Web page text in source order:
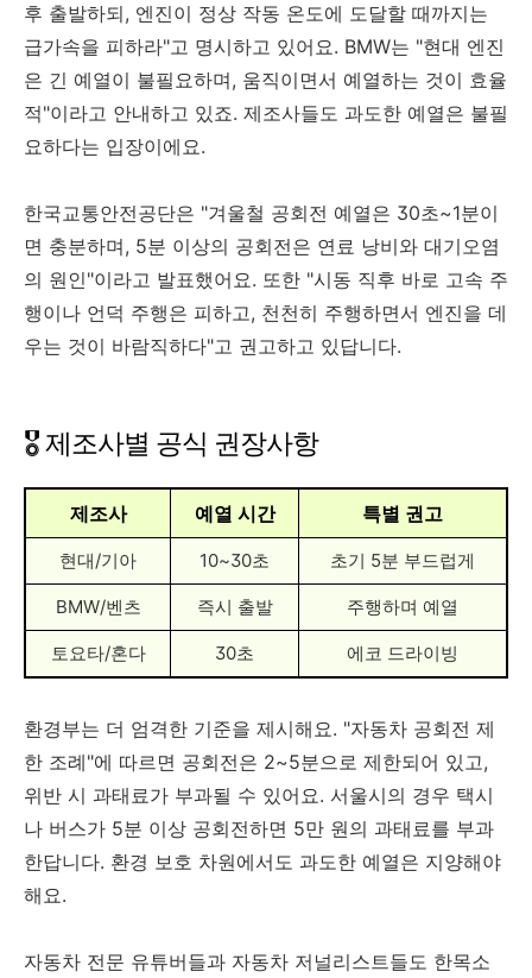
후 출발하되, 엔진이 정상 작동 온도에 도달할 때까지는
급가속을 피하라"고 명시하고 있어요. BMW는 "현대 엔진
은 긴 예열이 불필요하며, 움직이면서 예열하는 것이 효율
적"이라고 안내하고 있죠. 제조사들도 과도한 예열은 불필
요하다는 입장이에요.
한국교통안전공단은 "겨울철 공회전 예열은 30초~1분이
면 충분하며, 5분 이상의 공회전은 연료 낭비와 대기오염
의 원인"이라고 발표했어요. 또한 "시동 직후 바로 고속 주
행이나 언덕 주행은 피하고, 천천히 주행하면서 엔진을 데
우는 것이 바람직하다"고 권고하고 있답니다.
🎖️ 제조사별 공식 권장사항
제조사 예열 시간 특별 권고
현대/기아 10~30초 초기 5분 부드럽게
BMW/벤츠 즉시 출발 주행하며 예열
토요타/혼다 30초 에코 드라이빙
환경부는 더 엄격한 기준을 제시해요. "자동차 공회전 제
한 조례"에 따르면 공회전은 2~5분으로 제한되어 있고,
위반 시 과태료가 부과될 수 있어요. 서울시의 경우 택시
나 버스가 5분 이상 공회전하면 5만 원의 과태료를 부과
한답니다. 환경 보호 차원에서도 과도한 예열은 지양해야
해요.
자동차 전문 유튜버들과 자동차 저널리스트들도 한목소